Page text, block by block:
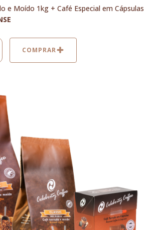
e Moído 1kg + Café Especial em Cápsulas
COMPRAR